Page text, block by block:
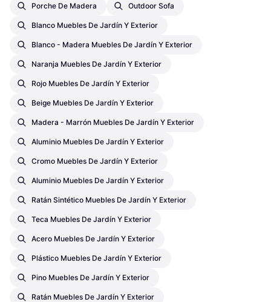
Porche De Madera Outdoor Sofa
Blanco Muebles De Jardín Y Exterior
Blanco - Madera Muebles De Jardín Y Exterior
Naranja Muebles De Jardín Y Exterior
Rojo Muebles De Jardín Y Exterior
Beige Muebles De Jardín Y Exterior
Madera - Marrón Muebles De Jardín Y Exterior
Aluminio Muebles De Jardín Y Exterior
Cromo Muebles De Jardín Y Exterior
Aluminio Muebles De Jardín Y Exterior
Ratán Sintético Muebles De Jardín Y Exterior
Teca Muebles De Jardín Y Exterior
Acero Muebles De Jardín Y Exterior
Plástico Muebles De Jardín Y Exterior
Pino Muebles De Jardín Y Exterior
Ratán Muebles De Jardín Y Exterior